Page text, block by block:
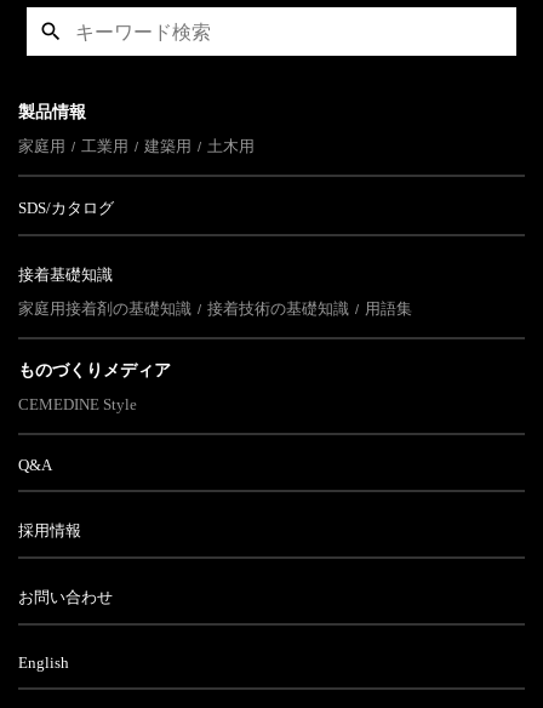
製品情報
家庭用
工業用 建築用 土木用
SDS/カタログ
接着基礎知識
家庭用接着剤の基礎知識
接着技術の基礎知識 用語集
ものづくりメディア
CEMEDINE Style
Q&A
採用情報
お問い合わせ
English